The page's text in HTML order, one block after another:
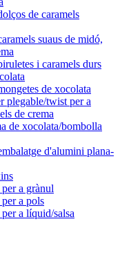
de caramels
suaus de midó,
i caramels durs
de xocolata
plegable/twist per a
de crema
de xocolata/bombolla
d'alumini plana-
a grànul
a pols
a líquid/salsa